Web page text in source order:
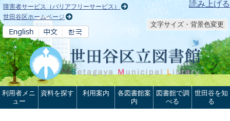
本文へ 読み上げる
障害者サービス（バリアフリーサービス）
世田谷区ホームページ
文字サイズ・背景色変更
利用者メニ
ュー
資料を探す 利用案内
各図書館案
内
図書館で調
べる
世田谷を知
る